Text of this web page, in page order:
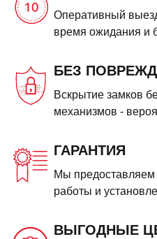
Оперативный
время ожидания и
БЕЗ
Вскрытие замков
механизмов -
ГАРАНТИЯ
Мы
работы и
ВЫГОДНЫЕ